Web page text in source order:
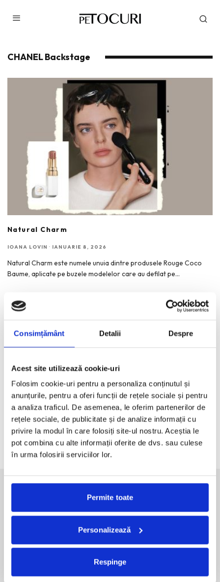
Consimțământ Detalii Despre
Acest site utilizează cookie-uri
Folosim cookie-uri pentru a personaliza conținutul și
anunțurile, pentru a oferi funcții de rețele sociale și pentru
a analiza traficul. De asemenea, le oferim partenerilor de
rețele sociale, de publicitate și de analize informații cu
privire la modul în care folosiți site-ul nostru. Aceștia le
pot combina cu alte informații oferite de dvs. sau culese
în urma folosirii serviciilor lor.
Permite toate
Personalizează
Respinge
CHANEL Backstage
Natural Charm
IOANA LOVIN · IANUARIE 8, 2026
Natural Charm este numele unuia dintre produsele Rouge Coco
Baume, aplicate pe buzele modelelor care au defilat pe...
Bucurestiul pe harta globala a Mercedes-Benz
KAWS: Art & Comix la Albertina Modern – cand benzile
desenate intra in muzeu
The Outsider. Andreea Macri. 13 ani de fotografie de moda
intr-o expozitie.
60 de ani de Pepsi, celebrati printr-o expozitie-eveniment
POLITICA DE CONFIDENTIALITATE
INFO + TERMENI SI CONDITII
ARHIVA